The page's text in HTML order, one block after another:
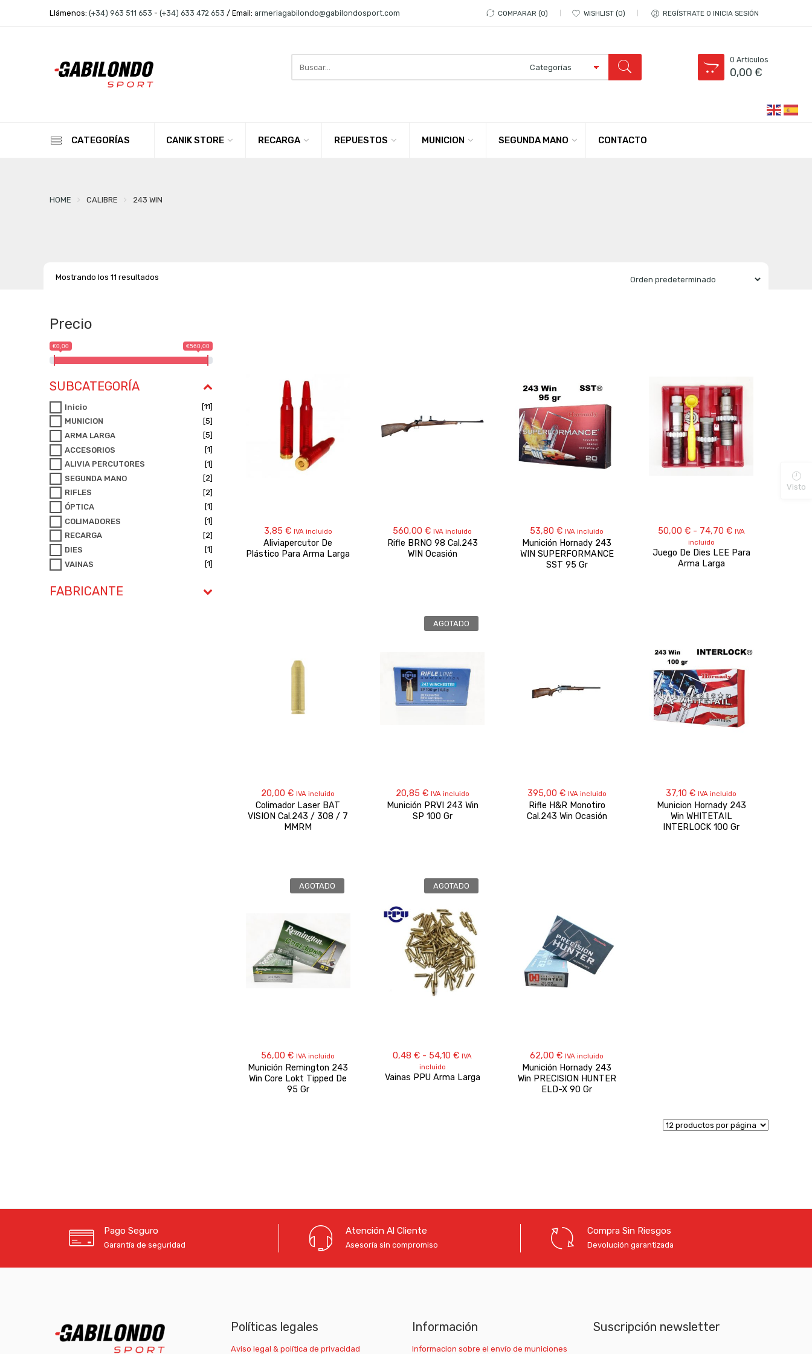
Llámenos: (+34) 963 511 653 - (+34) 633 472 653 / Email: armeriagabilondo@gabilondosport.com COMPARAR 0 WISHLIST 0 REGÍSTRATE O INICIA SESIÓN
here
0 Artículos
0,00€
CATEGORÍAS CANIK STORE RECARGA REPUESTOS MUNICION SEGUNDA MANO CONTACTO
HOME CALIBRE 243 WIN
Mostrando los 11 resultados
3,85 € IVA incluido
Aliviapercutor De
Plástico Para Arma Larga
560,00€ IVA incluido
Rifle BRNO 98 Cal.243
WIN Ocasión
53,80€ IVA incluido
Munición Hornady 243
WIN SUPERFORMANCE
SST 95 Gr
50,00 € - 74,70 €Rango
precios:
IVA
incluido
Juego De Dies LEE Para
Arma Larga
20,00€ IVA incluido
Colimador Laser BAT
VISION Cal.243 / 308 / 7
MMRM
AGOTADO
20,85 € IVA incluido
Munición PRVI 243 Win
SP 100 Gr
395,00 € IVA incluido
Rifle H&R Monotiro
Cal.243 Win Ocasión
37,10€ IVA incluido
Municion Hornady 243
Win WHITETAIL
INTERLOCK 100 Gr
AGOTADO
56,00€ IVA incluido
Munición Remington 243
Win Core Lokt Tipped De
95 Gr
AGOTADO
0,48€ - 54,10€Rango
precios:
desde
IVA
incluido
Vainas PPU Arma Larga
62,00€ IVA incluido
Munición Hornady 243
Win PRECISION HUNTER
ELD-X 90 Gr
Precio
€0,00 €560,00
SUBCATEGORÍA
Inicio
[11]
MUNICION
[5]
ARMA LARGA
[5]
ACCESORIOS
[1]
ALIVIA PERCUTORES
[1]
SEGUNDA MANO
[2]
RIFLES
[2]
ÓPTICA
[1]
COLIMADORES
[1]
RECARGA
[2]
DIES
[1]
VAINAS
[1]
FABRICANTE
Pago Seguro
Garantía de seguridad
Atención Al Cliente
Asesoría sin compromiso
Compra Sin Riesgos
Devolución garantizada
Políticas legales
Aviso legal & política de privacidad
Información
Informacion sobre el envío de municiones
Suscripción newsletter
Visto